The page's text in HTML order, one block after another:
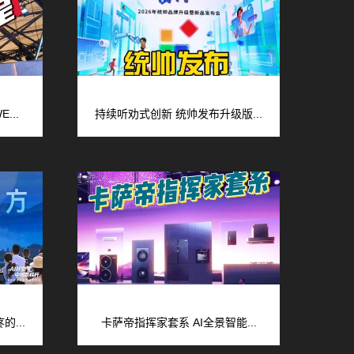
持续听劝式创新 统帅发布升级版...
的... 卡萨帝指挥家套系 AI全景智能...